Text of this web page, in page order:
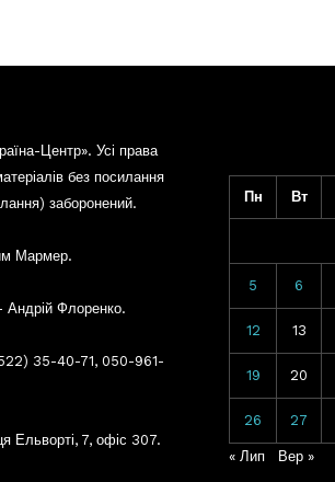
Центр». Усі права
без посилання
заборонений.
Мармер.
Андрій Флоренко.
35-40-71, 050-961-
Ельворті, 7, офіс 307.
Пн Вт
5 6
12 13
19 20
26 27
« Лип Вер »